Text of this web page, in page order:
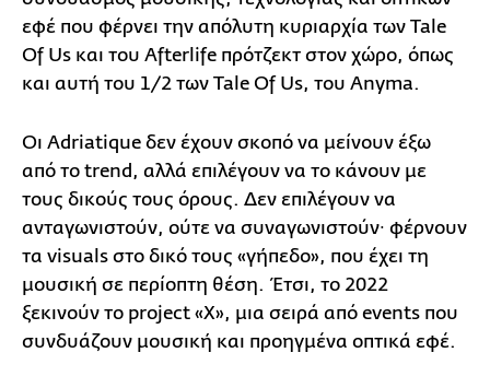
εφέ που φέρνει την απόλυτη κυριαρχία των Tale
Of Us και του Afterlife πρότζεκτ στον χώρο, όπως
και αυτή του 1/2 των Tale Of Us, του Anyma.
Οι Adriatique δεν έχουν σκοπό να μείνουν έξω
από το trend, αλλά επιλέγουν να το κάνουν με
τους δικούς τους όρους. Δεν επιλέγουν να
ανταγωνιστούν, ούτε να συναγωνιστούν∙ φέρνουν
τα visuals στο δικό τους «γήπεδο», που έχει τη
μουσική σε περίοπτη θέση. Έτσι, το 2022
ξεκινούν το project «X», μια σειρά από events που
συνδυάζουν μουσική και προηγμένα οπτικά εφέ.